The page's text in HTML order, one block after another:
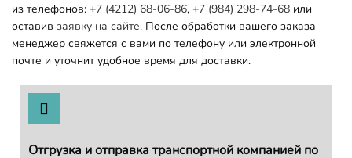
из телефонов: +7 (4212) 68-06-86, +7 (984) 298-74-68 или
оставив заявку на сайте. После обработки вашего заказа
менеджер свяжется с вами по телефону или электронной
почте и уточнит удобное время для доставки.
Отгрузка и отправка транспортной компанией по